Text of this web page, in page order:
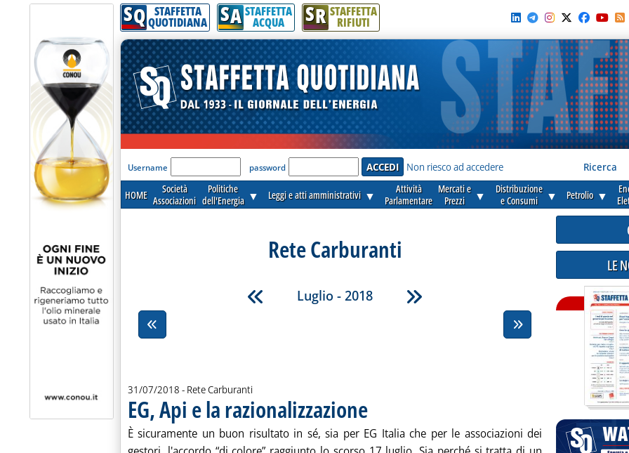
SQ STAFFETTA
QUOTIDIANA SA STAFFETTA
ACQUA SR STAFFETTA
RIFIUTI
'Modulo Login per accedere'
Username password Non riesco ad accedere Ricerca
HOME
Società
Associazioni
Politiche
dell'Energia ▼ Leggi e atti amministrativi ▼
Attività
Parlamentare
Mercati e
Prezzi
▼
Distribuzione
e Consumi
▼ Petrolio ▼
Rete Carburanti
Luglio - 2018
31/07/2018 - Rete Carburanti
EG, Api e la razionalizzazione
È sicuramente un buon risultato in sé, sia per EG Italia che per le associazioni dei
LE